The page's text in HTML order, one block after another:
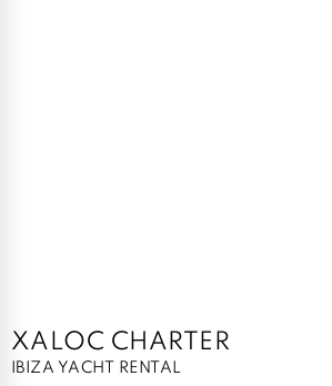
XALOC CHARTER
IBIZA YACHT RENTAL